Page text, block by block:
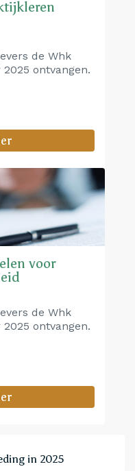
de Whk
ontvangen.
voor
de Whk
ontvangen.
in 2025